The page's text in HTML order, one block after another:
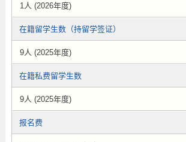
1人 (2026年度)
在籍留学生数（持留学签证）
9人 (2025年度)
在籍私费留学生数
9人 (2025年度)
报名费